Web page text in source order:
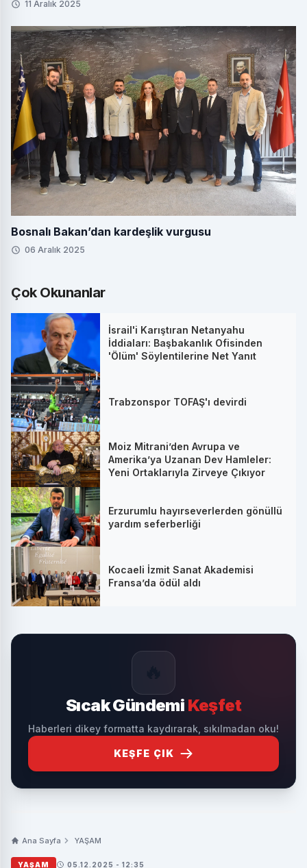
11 Aralık 2025
Bosnalı Bakan’dan kardeşlik vurgusu
06 Aralık 2025
Çok Okunanlar
İsrail'i Karıştıran Netanyahu
İddiaları: Başbakanlık Ofisinden
'Ölüm' Söylentilerine Net Yanıt
Trabzonspor TOFAŞ'ı devirdi
Moiz Mitrani’den Avrupa ve
Amerika’ya Uzanan Dev Hamleler:
Yeni Ortaklarıyla Zirveye Çıkıyor
Erzurumlu hayırseverlerden gönüllü
yardım seferberliği
Kocaeli İzmit Sanat Akademisi
Fransa’da ödül aldı
Sıcak Gündemi Keşfet
Haberleri dikey formatta kaydırarak, sıkılmadan oku!
KEŞFE ÇIK
Ana Sayfa YAŞAM
YAŞAM 05.12.2025 - 12:35